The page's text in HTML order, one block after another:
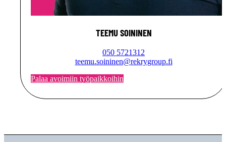
TEEMU SOININEN
050 5721312
teemu.soininen@rekrygroup.fi
Palaa avoimiin työpaikkoihin